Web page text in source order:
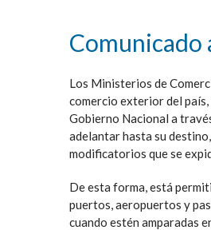
Comunicado
Los Ministerios de
comercio exterior del
Gobierno Nacional a
adelantar hasta su
modificatorios que se
De esta forma, está
puertos, aeropuertos y
cuando estén amparadas